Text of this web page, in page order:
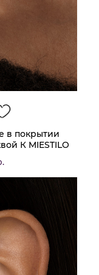
в покрытии
К MIESTILO